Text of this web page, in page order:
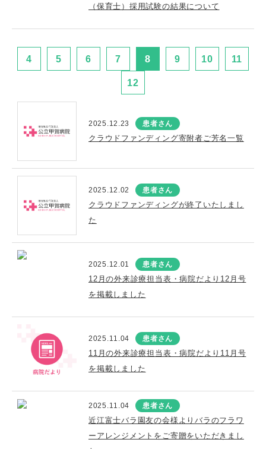
（保育士）採用試験の結果について
4 5 6 7 8 9 10 11
12
2025.12.23 患者さん
クラウドファンディング寄附者ご芳名一覧
2025.12.02 患者さん
クラウドファンディングが終了いたしまし
た
2025.12.01 患者さん
12月の外来診療担当表・病院だより12月号
を掲載しました
2025.11.04 患者さん
11月の外来診療担当表・病院だより11月号
を掲載しました
2025.11.04 患者さん
近江富士バラ園友の会様よりバラのフラワ
ーアレンジメントをご寄贈をいただきまし